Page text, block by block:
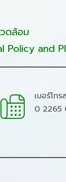
ดล้อม
Policy and
เบอร์โทร
0 2265